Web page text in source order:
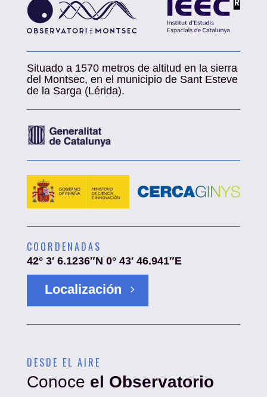
Situado a 1570 metros de altitud en la sierra
del Montsec, en el municipio de Sant Esteve
de la Sarga (Lérida).
COORDENADAS
42° 3′ 6.1236″N 0° 43′ 46.941″E
Localización
DESDE EL AIRE
Conoce el Observatorio